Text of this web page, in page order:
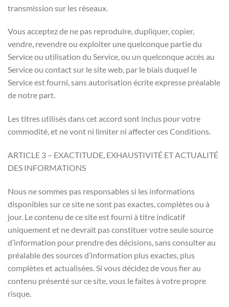
transmission sur les réseaux.
Vous acceptez de ne pas reproduire, dupliquer, copier,
vendre, revendre ou exploiter une quelconque partie du
Service ou utilisation du Service, ou un quelconque accès au
Service ou contact sur le site web, par le biais duquel le
Service est fourni, sans autorisation écrite expresse préalable
de notre part.
Les titres utilisés dans cet accord sont inclus pour votre
commodité, et ne vont ni limiter ni affecter ces Conditions.
ARTICLE 3 – EXACTITUDE, EXHAUSTIVITÉ ET ACTUALITÉ
DES INFORMATIONS
Nous ne sommes pas responsables si les informations
disponibles sur ce site ne sont pas exactes, complètes ou à
jour. Le contenu de ce site est fourni à titre indicatif
uniquement et ne devrait pas constituer votre seule source
d’information pour prendre des décisions, sans consulter au
préalable des sources d’information plus exactes, plus
complètes et actualisées. Si vous décidez de vous fier au
contenu présenté sur ce site, vous le faites à votre propre
risque.